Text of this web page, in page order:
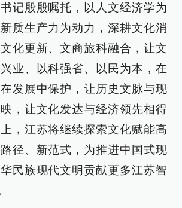
记殷殷嘱托，以人文经济学为
质生产力为动力，深耕文化消
化更新、文商旅科融合，让文
业、以科强省、以民为本，在
发展中保护，让历史文脉与现
，让文化发达与经济领先相得
，江苏将继续探索文化赋能高
径、新范式，为推进中国式现
民族现代文明贡献更多江苏智